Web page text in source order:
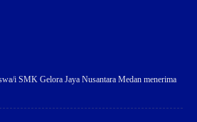
i SMK Gelora Jaya Nusantara Medan menerima